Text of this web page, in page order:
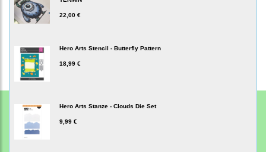
22,00 €
Hero Arts Stencil - Butterfly Pattern
18,99 €
Hero Arts Stanze - Clouds Die Set
9,99 €